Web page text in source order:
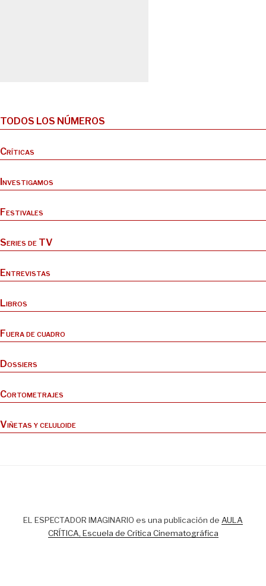
TODOS LOS NÚMEROS
Críticas
Investigamos
Festivales
Series de TV
Entrevistas
Libros
Fuera de cuadro
Dossiers
Cortometrajes
Viñetas y celuloide
EL ESPECTADOR IMAGINARIO es una publicación de AULA
CRÍTICA, Escuela de Crítica Cinematográfica